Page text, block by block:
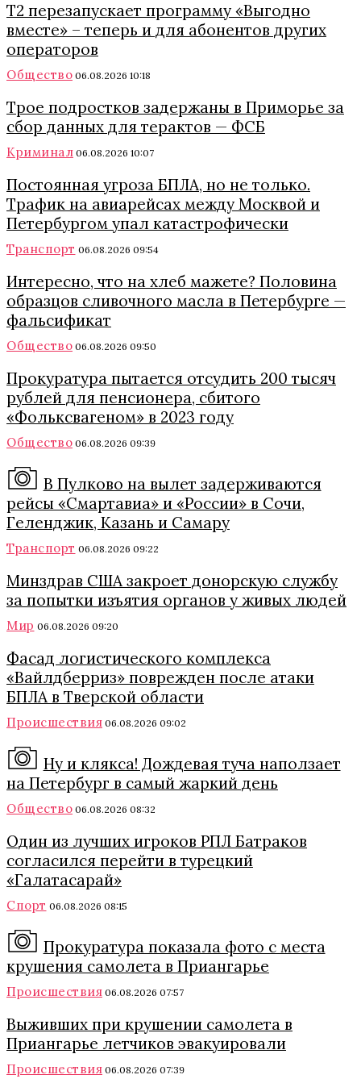
Т2 перезапускает программу «Выгодно
вместе» – теперь и для абонентов других
операторов
Общество 06.08.2026 10:18
Трое подростков задержаны в Приморье за
сбор данных для терактов — ФСБ
Криминал 06.08.2026 10:07
Постоянная угроза БПЛА, но не только.
Трафик на авиарейсах между Москвой и
Петербургом упал катастрофически
Транспорт 06.08.2026 09:54
Интересно, что на хлеб мажете? Половина
образцов сливочного масла в Петербурге —
фальсификат
Общество 06.08.2026 09:50
Прокуратура пытается отсудить 200 тысяч
рублей для пенсионера, сбитого
«Фольксвагеном» в 2023 году
Общество 06.08.2026 09:39
В Пулково на вылет задерживаются
рейсы «Смартавиа» и «России» в Сочи,
Геленджик, Казань и Самару
Транспорт 06.08.2026 09:22
Минздрав США закроет донорскую службу
за попытки изъятия органов у живых людей
Мир 06.08.2026 09:20
Фасад логистического комплекса
«Вайлдберриз» поврежден после атаки
БПЛА в Тверской области
Происшествия 06.08.2026 09:02
Ну и клякса! Дождевая туча наползает
на Петербург в самый жаркий день
Общество 06.08.2026 08:32
Один из лучших игроков РПЛ Батраков
согласился перейти в турецкий
«Галатасарай»
Спорт 06.08.2026 08:15
Прокуратура показала фото с места
крушения самолета в Приангарье
Происшествия 06.08.2026 07:57
Выживших при крушении самолета в
Приангарье летчиков эвакуировали
Происшествия 06.08.2026 07:39